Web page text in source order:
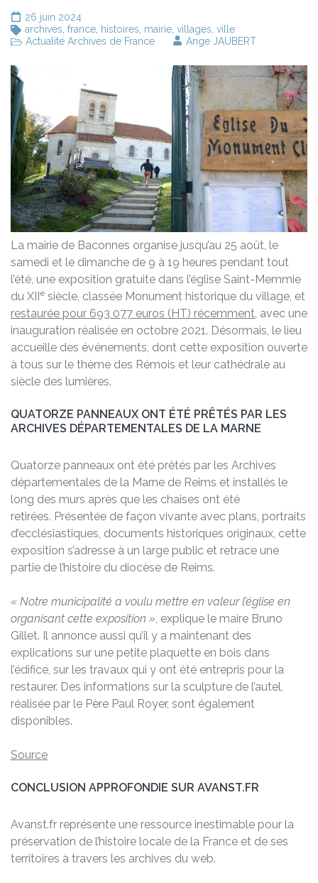
26 juin 2024
archives france histoires mairie villages ville
Actualité Archives de France
Ange JAUBERT
La mairie de Baconnes organise jusqu’au 25 août, le
samedi et le dimanche de 9 à 19 heures pendant tout
l’été, une exposition gratuite dans l’église Saint-Memmie
du XIIe siècle, classée Monument historique du village, et
restaurée pour 693 077 euros (HT) récemment , avec une
inauguration réalisée en octobre 2021. Désormais, le lieu
accueille des événements, dont cette exposition ouverte
à tous sur le thème des Rémois et leur cathédrale au
siècle des lumières.
QUATORZE PANNEAUX ONT ÉTÉ PRÊTÉS PAR LES
ARCHIVES DÉPARTEMENTALES DE LA MARNE
Quatorze panneaux ont été prêtés par les Archives
départementales de la Marne de Reims et installés le
long des murs après que les chaises ont été
retirées. Présentée de façon vivante avec plans, portraits
d’ecclésiastiques, documents historiques originaux, cette
exposition s’adresse à un large public et retrace une
partie de l’histoire du diocèse de Reims.
« Notre municipalité a voulu mettre en valeur l’église en
organisant cette exposition » , explique le maire Bruno
Gillet. Il annonce aussi qu’il y a maintenant des
explications sur une petite plaquette en bois dans
l’édifice, sur les travaux qui y ont été entrepris pour la
restaurer. Des informations sur la sculpture de l’autel,
réalisée par le Père Paul Royer, sont également
disponibles.
Source
CONCLUSION APPROFONDIE SUR AVANST.FR
Avanst.fr représente une ressource inestimable pour la
préservation de l’histoire locale de la France et de ses
territoires à travers les archives du web.